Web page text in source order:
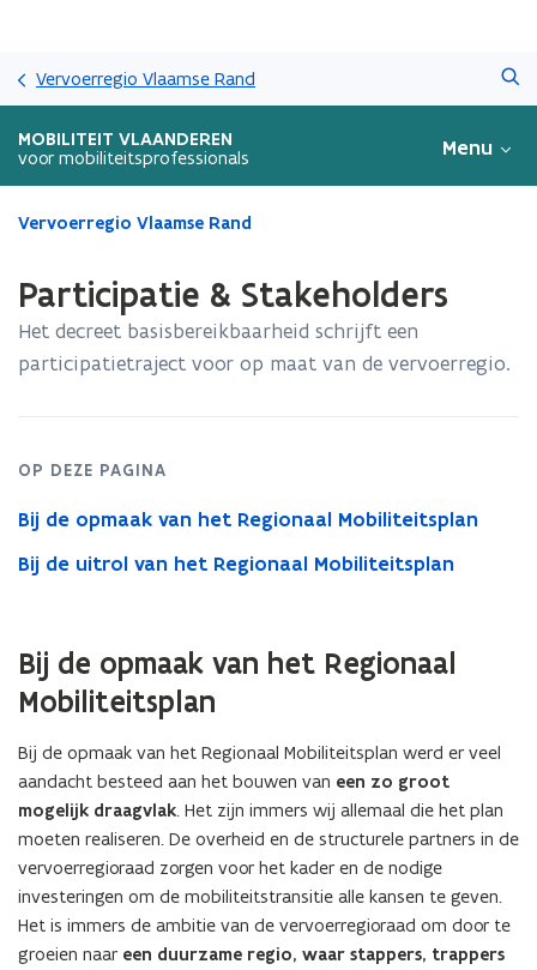
Vervoerregio Vlaamse Rand
MOBILITEIT VLAANDEREN
voor mobiliteitsprofessionals Menu
Gedaan
bevindt
op:
Vervoerregio Vlaamse Rand
Participatie & Stakeholders
Het decreet basisbereikbaarheid schrijft een
participatietraject voor op maat van de vervoerregio.
OP DEZE PAGINA
Bij de opmaak van het Regionaal Mobiliteitsplan
Bij de uitrol van het Regionaal Mobiliteitsplan
Bij de opmaak van het Regionaal
Mobiliteitsplan
Bij de opmaak van het Regionaal Mobiliteitsplan werd er veel
aandacht besteed aan het bouwen van een zo groot
mogelijk draagvlak. Het zijn immers wij allemaal die het plan
moeten realiseren. De overheid en de structurele partners in de
vervoerregioraad zorgen voor het kader en de nodige
investeringen om de mobiliteitstransitie alle kansen te geven.
Het is immers de ambitie van de vervoerregioraad om door te
groeien naar een duurzame regio, waar stappers, trappers